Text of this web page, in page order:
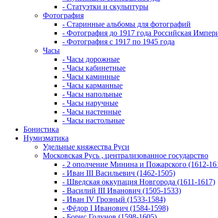
- Статуэтки и скульптуры
Фотография
- Старинные альбомы для фотографий
- Фотография до 1917 года Российская
- Фотография с 1917 по 1945 года
Часы
- Часы дорожные
- Часы кабинетные
- Часы каминные
- Часы карманные
- Часы напольные
- Часы наручные
- Часы настенные
- Часы настольные
Бонистика
Нумизматика
Удельные княжества Руси
Московская Русь , централизованное государство
- 2 ополчение Минина и Пожарского (1612-
- Иван III Васильевич (1462-1505)
- Шведская оккупация Новгорода (1611-1617)
- Василий III Иванович (1505-1533)
- Иван IV Грозный (1533-1584)
- Фёдор I Иванович (1584-1598)